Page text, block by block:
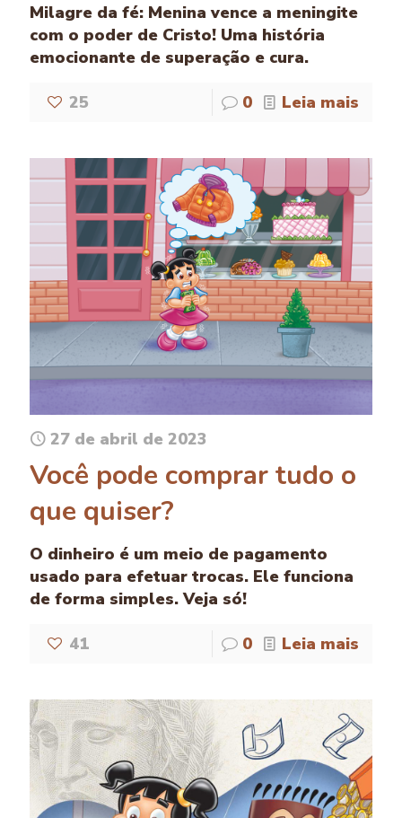
Milagre da fé: Menina vence a meningite
com o poder de Cristo! Uma história
emocionante de superação e cura.
25 0 Leia mais
27 de abril de 2023
Você pode comprar tudo o
que quiser?
O dinheiro é um meio de pagamento
usado para efetuar trocas. Ele funciona
de forma simples. Veja só!
41 0 Leia mais